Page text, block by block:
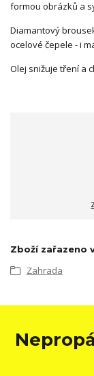
formou obrázků a
Diamantový
ocelové čepele - i
Olej snižuje tření a
Zboží zařazeno
Zahrada